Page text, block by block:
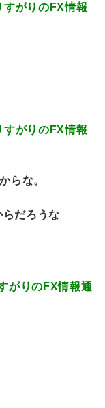
がりのFX情報
がりのFX情報
らな。
だろうな
がりのFX情報通